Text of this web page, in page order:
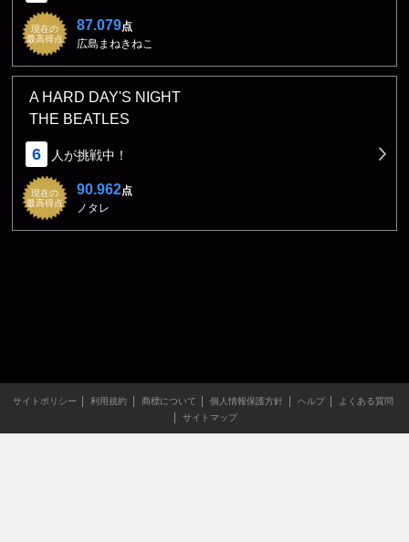
現在の
最高得点
87.079点
広島まねきねこ
A HARD DAY'S NIGHT
THE BEATLES
6 人が挑戦中！
現在の
最高得点
90.962点
ノタレ
サイトポリシー 利用規約 商標について 個人情報保護方針 ヘルプ
よくある質問
サイトマップ